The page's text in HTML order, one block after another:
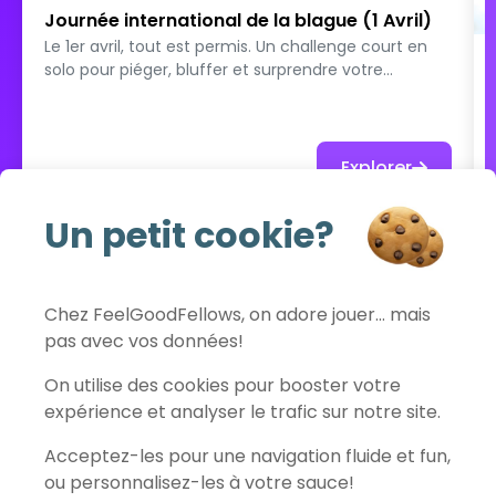
Journée international de la blague (1 Avril)
Le 1er avril, tout est permis. Un challenge court en
solo pour piéger, bluffer et surprendre votre
Explorer
Voir tout le catalogue
Un petit cookie?
Chez FeelGoodFellows, on adore jouer… mais
pas avec vos données!
On utilise des cookies pour booster votre
expérience et analyser le trafic sur notre site.
Acceptez-les pour une navigation fluide et fun,
ou personnalisez-les à votre sauce!
FeelGoodFellows
ContactPolitique de confidentialitéConditions d'utilisation
Mentions légalesPréférences des cookies